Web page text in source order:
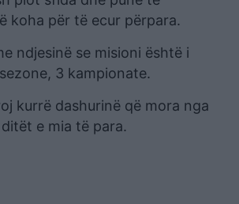
koha për të ecur përpara.
ndjesinë se misioni është i
3 kampionate.
kurrë dashurinë që mora nga
e mia të para.